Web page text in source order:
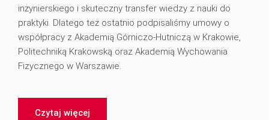
inżynierskiego i skuteczny transfer wiedzy z nauki do
praktyki. Dlatego też ostatnio podpisaliśmy umowy o
współpracy z Akademią Górniczo-Hutniczą w Krakowie,
Politechniką Krakowską oraz Akademią Wychowania
Fizycznego w Warszawie.
Czytaj więcej